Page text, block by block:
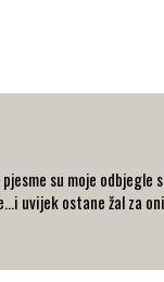
su moje
uvijek ostane žal za